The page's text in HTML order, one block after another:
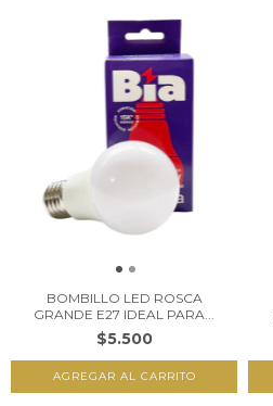
BOMBILLO LED ROSCA
GRANDE E27 IDEAL PARA...
$5.500